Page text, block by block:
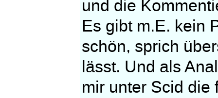
und die
Es gibt m.E. kein
schön, sprich
lässt. Und als
mir unter Scid die